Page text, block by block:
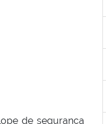
de segurança